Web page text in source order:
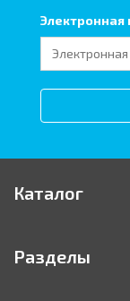
Электронная
Каталог
Разделы